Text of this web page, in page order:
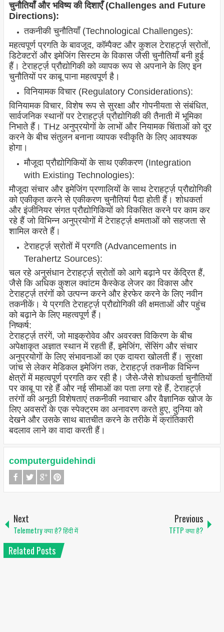
चुनौतियाँ और भविष्य की दिशाएँ (Challenges and Future
Directions):
तकनीकी चुनौतियाँ (Technological Challenges):
महत्वपूर्ण प्रगति के बावजूद, कॉम्पैक्ट और कुशल टेराहर्ट्ज़ स्रोतों,
डिटेक्टरों और इमेजिंग सिस्टम के विकास जैसी चुनौतियाँ बनी हुई
हैं। टेराहर्ट्ज़ प्रौद्योगिकी को व्यापक रूप से अपनाने के लिए इन
चुनौतियों पर काबू पाना महत्वपूर्ण है।
विनियामक विचार (Regulatory Considerations):
विनियामक विचार, विशेष रूप से सुरक्षा और गोपनीयता से संबंधित,
सार्वजनिक स्थानों पर टेराहर्ट्ज़ प्रौद्योगिकी की तैनाती में भूमिका
निभाते हैं। THz अनुप्रयोगों के लाभों और नियामक चिंताओं को दूर
करने के बीच संतुलन बनाना व्यापक स्वीकृति के लिए आवश्यक
होगा।
मौजूदा प्रौद्योगिकियों के साथ एकीकरण (Integration
with Existing Technologies):
मौजूदा संचार और इमेजिंग प्रणालियों के साथ टेराहर्ट्ज़ प्रौद्योगिकी
को एकीकृत करने से एकीकरण चुनौतियां पैदा होती हैं। शोधकर्ता
और इंजीनियर संगत प्रौद्योगिकियों को विकसित करने पर काम कर
रहे हैं जो विभिन्न अनुप्रयोगों में टेराहर्ट्ज़ क्षमताओं को सहजता से
शामिल करते हैं।
टेराहर्ट्ज़ स्रोतों में प्रगति (Advancements in
Terahertz Sources):
चल रहे अनुसंधान टेराहर्ट्ज़ स्रोतों को आगे बढ़ाने पर केंद्रित हैं,
जैसे कि अधिक कुशल क्वांटम कैस्केड लेजर का विकास और
टेराहर्ट्ज़ तरंगों को उत्पन्न करने और हेरफेर करने के लिए नवीन
तकनीकें। ये प्रगति टेराहर्ट्ज़ प्रौद्योगिकी की क्षमताओं और पहुंच
को बढ़ाने के लिए महत्वपूर्ण हैं।
निष्कर्ष:
टेराहर्ट्ज़ तरंगें, जो माइक्रोवेव और अवरक्त विकिरण के बीच
अपेक्षाकृत अज्ञात स्थान में रहती हैं, इमेजिंग, सेंसिंग और संचार
अनुप्रयोगों के लिए संभावनाओं का एक दायरा खोलती हैं। सुरक्षा
जांच से लेकर मेडिकल इमेजिंग तक, टेराहर्ट्ज़ तकनीक विभिन्न
क्षेत्रों में महत्वपूर्ण प्रगति कर रही है। जैसे-जैसे शोधकर्ता चुनौतियों
पर काबू पा रहे हैं और नई सीमाओं का पता लगा रहे हैं, टेराहर्ट्ज़
तरंगों की अनूठी विशेषताएं तकनीकी नवाचार और वैज्ञानिक खोज के
लिए अवसरों के एक स्पेक्ट्रम का अनावरण करते हुए, दुनिया को
देखने और उसके साथ बातचीत करने के तरीके में क्रांतिकारी
बदलाव लाने का वादा करती हैं।
computerguidehindi
Next
Telemetry क्या है? हिंदी में
Previous
TFTP क्या है?
Related Posts